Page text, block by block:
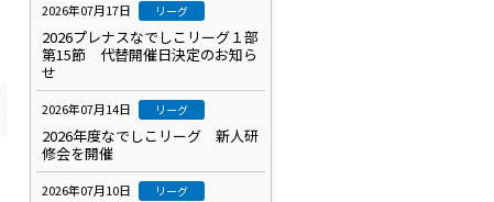
2026年07月17日 リーグ
2026プレナスなでしこリーグ１部
第15節 代替開催日決定のお知ら
せ
2026年07月14日 リーグ
2026年度なでしこリーグ 新人研
修会を開催
2026年07月10日 リーグ